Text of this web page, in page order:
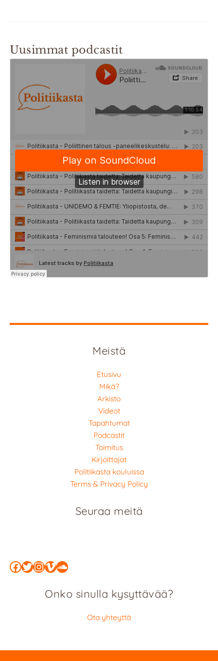
Uusimmat podcastit
Meistä
Etusivu
Mikä?
Arkisto
Videot
Tapahtumat
Podcastit
Toimitus
Kirjoittajat
Politiikasta kouluissa
Terms & Privacy Policy
Seuraa meitä
Facebook
Twitter
Instagram
Vimeo
SoundCloud
Onko sinulla kysyttävää?
Ota yhteyttä